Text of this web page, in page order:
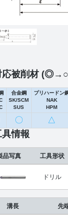
応被削材
合金鋼
SK/SCM
SUS
プリハードン
NAK
HPM
〇 △
具情報
品写真 工具形状
ドリル
溝長 先